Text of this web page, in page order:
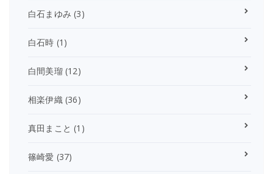
白石まゆみ (3)
白石時 (1)
白間美瑠(12)
相楽伊織(36)
真田まこと (1)
篠崎愛 (37)